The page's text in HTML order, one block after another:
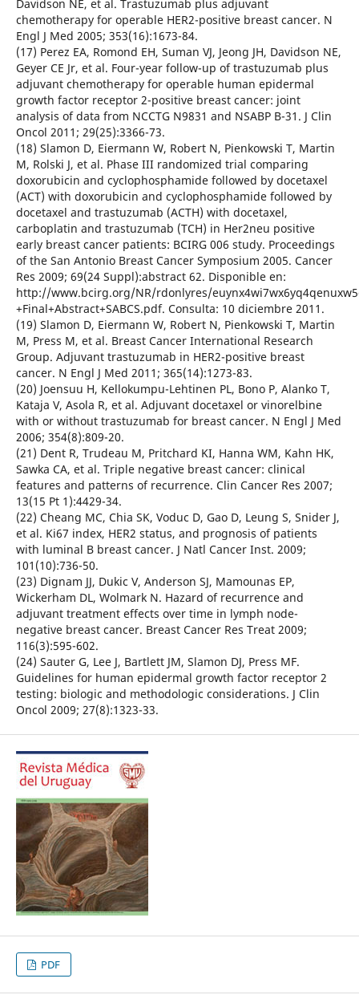
Davidson NE, et al. Trastuzumab plus adjuvant
chemotherapy for operable HER2-positive breast cancer. N
Engl J Med 2005; 353(16):1673-84.
(17) Perez EA, Romond EH, Suman VJ, Jeong JH, Davidson NE,
Geyer CE Jr, et al. Four-year follow-up of trastuzumab plus
adjuvant chemotherapy for operable human epidermal
growth factor receptor 2-positive breast cancer: joint
analysis of data from NCCTG N9831 and NSABP B-31. J Clin
Oncol 2011; 29(25):3366-73.
(18) Slamon D, Eiermann W, Robert N, Pienkowski T, Martin
M, Rolski J, et al. Phase III randomized trial comparing
doxorubicin and cyclophosphamide followed by docetaxel
(ACT) with doxorubicin and cyclophosphamide followed by
docetaxel and trastuzumab (ACTH) with docetaxel,
carboplatin and trastuzumab (TCH) in Her2neu positive
early breast cancer patients: BCIRG 006 study. Proceedings
of the San Antonio Breast Cancer Symposium 2005. Cancer
Res 2009; 69(24 Suppl):abstract 62. Disponible en:
http://www.bcirg.org/NR/rdonlyres/
+Final+Abstract+SABCS.pdf. Consulta: 10 diciembre 2011.
(19) Slamon D, Eiermann W, Robert N, Pienkowski T, Martin
M, Press M, et al. Breast Cancer International Research
Group. Adjuvant trastuzumab in HER2-positive breast
cancer. N Engl J Med 2011; 365(14):1273-83.
(20) Joensuu H, Kellokumpu-Lehtinen PL, Bono P, Alanko T,
Kataja V, Asola R, et al. Adjuvant docetaxel or vinorelbine
with or without trastuzumab for breast cancer. N Engl J Med
2006; 354(8):809-20.
(21) Dent R, Trudeau M, Pritchard KI, Hanna WM, Kahn HK,
Sawka CA, et al. Triple negative breast cancer: clinical
features and patterns of recurrence. Clin Cancer Res 2007;
13(15 Pt 1):4429-34.
(22) Cheang MC, Chia SK, Voduc D, Gao D, Leung S, Snider J,
et al. Ki67 index, HER2 status, and prognosis of patients
with luminal B breast cancer. J Natl Cancer Inst. 2009;
101(10):736-50.
(23) Dignam JJ, Dukic V, Anderson SJ, Mamounas EP,
Wickerham DL, Wolmark N. Hazard of recurrence and
adjuvant treatment effects over time in lymph node-
negative breast cancer. Breast Cancer Res Treat 2009;
116(3):595-602.
(24) Sauter G, Lee J, Bartlett JM, Slamon DJ, Press MF.
Guidelines for human epidermal growth factor receptor 2
testing: biologic and methodologic considerations. J Clin
Oncol 2009; 27(8):1323-33.
PDF